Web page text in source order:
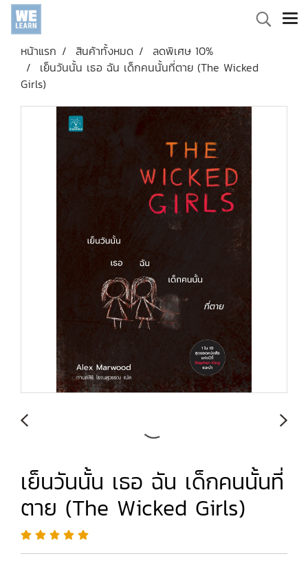
หน้าแรก สินค้าทั้งหมด
ลดพิเศษ 10%
เย็นวันนั้น เธอ ฉัน เด็กคนนั้นที่ตาย (The Wicked
Girls)
เย็นวันนั้น เธอ ฉัน เด็กคนนั้นที่
ตาย (The Wicked Girls)